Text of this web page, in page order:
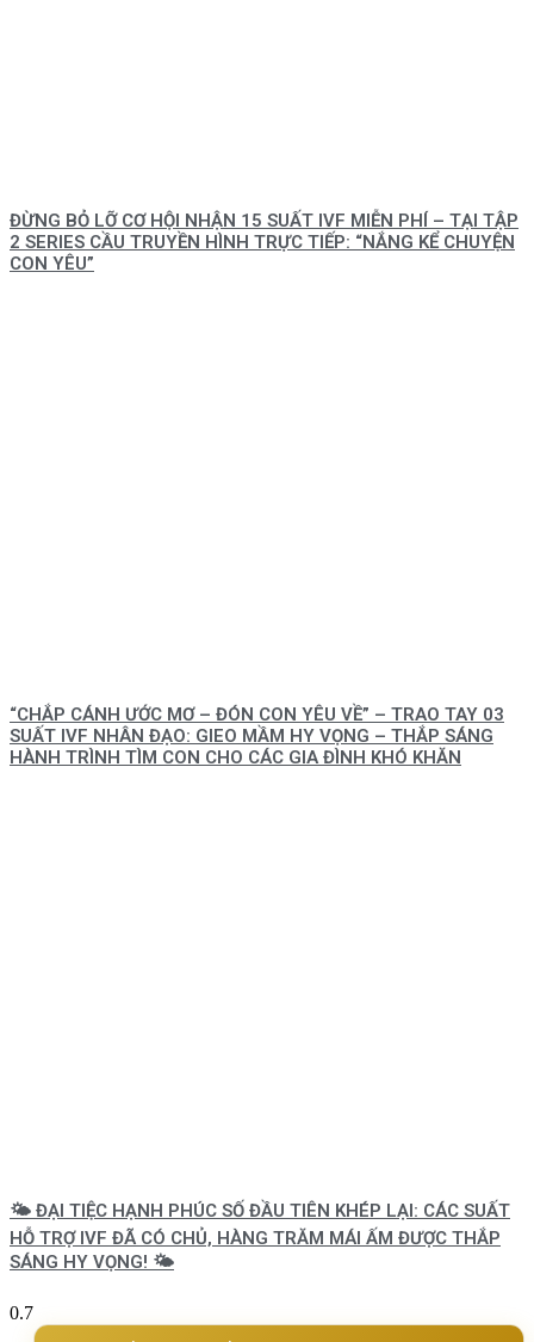
ĐỪNG BỎ LỠ CƠ HỘI NHẬN 15 SUẤT IVF MIỄN PHÍ – TẠI TẬP
2 SERIES CẦU TRUYỀN HÌNH TRỰC TIẾP: “NẮNG KỂ CHUYỆN
CON YÊU”
“CHẮP CÁNH ƯỚC MƠ – ĐÓN CON YÊU VỀ” – TRAO TAY 03
SUẤT IVF NHÂN ĐẠO: GIEO MẦM HY VỌNG – THẮP SÁNG
HÀNH TRÌNH TÌM CON CHO CÁC GIA ĐÌNH KHÓ KHĂN
🌤️ ĐẠI TIỆC HẠNH PHÚC SỐ ĐẦU TIÊN KHÉP LẠI: CÁC SUẤT
HỖ TRỢ IVF ĐÃ CÓ CHỦ, HÀNG TRĂM MÁI ẤM ĐƯỢC THẮP
SÁNG HY VỌNG! 🌤️